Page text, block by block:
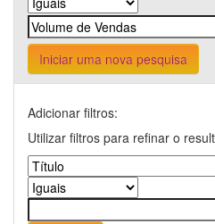
Iniciar uma nova pesquisa
Adicionar filtros:
Utilizar filtros para refinar o